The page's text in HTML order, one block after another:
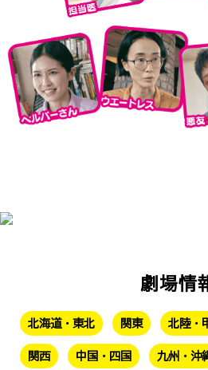
劇場情
北海道・東北 関東 北陸・
関西 中国・四国 九州・沖